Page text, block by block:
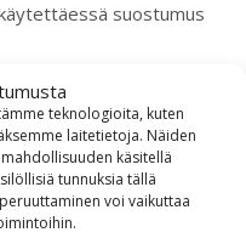
teknologioita, kuten
laitetietoja. Näiden
käsitellä
tunnuksia tällä
voi vaikuttaa
suostumus
tai tietää mitä tieoja
tai sinulla on muuta
ota yhteyttä: